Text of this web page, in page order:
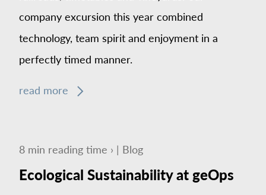
company excursion this year combined
technology, team spirit and enjoyment in a
perfectly timed manner.
read more
8 min reading time › | Blog
Ecological Sustainability at geOps